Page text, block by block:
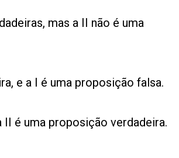
mas a II não é uma
e a I é uma proposição falsa.
é uma proposição verdadeira.